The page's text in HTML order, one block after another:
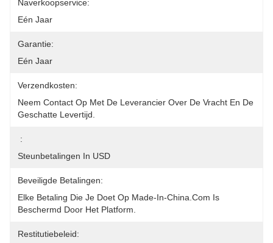
Naverkoopservice:
Eén Jaar
Garantie:
Eén Jaar
Verzendkosten:
Neem Contact Op Met De Leverancier Over De Vracht En De
Geschatte Levertijd.
:
Steunbetalingen In USD
Beveiligde Betalingen:
Elke Betaling Die Je Doet Op Made-In-China.com Is
Beschermd Door Het Platform.
Restitutiebeleid: